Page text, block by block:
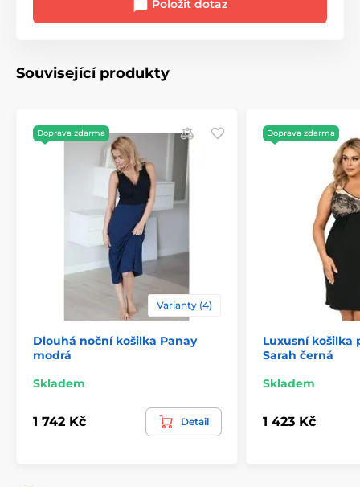
Položit dotaz
Související produkty
Doprava zdarma
Varianty (4)
Dlouhá noční košilka Panay
modrá
Skladem
1 742 Kč Detail
Doprava zdarma
Luxusní košilka
Sarah černá
Skladem
1 423 Kč